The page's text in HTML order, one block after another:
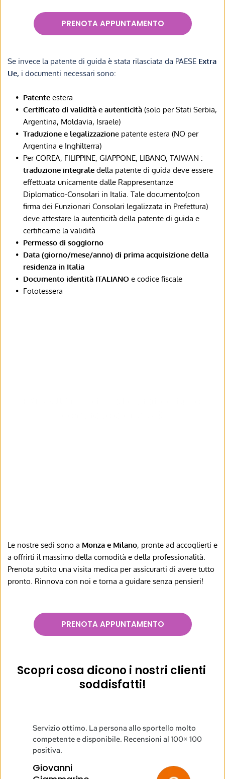
PRENOTA APPUNTAMENTO
Se invece la patente di guida è stata rilasciata da PAESE Extra
Ue, i documenti necessari sono:
Patente estera
Certificato di validità e autenticità (solo per Stati Serbia,
Argentina, Moldavia, Israele)
Traduzione e legalizzazione patente estera (NO per
Argentina e Inghilterra)
traduzione integrale della patente di guida deve essere
effettuata unicamente dalle Rappresentanze
Diplomatico-Consolari in Italia. Tale documento(con
firma dei Funzionari Consolari legalizzata in Prefettura)
deve attestare la autenticità della patente di guida e
certificarne la validità
Permesso di soggiorno
Data (giorno/mese/anno) di prima acquisizione della
residenza in Italia
Documento identità ITALIANO e codice fiscale
Fototessera
Le nostre sedi sono a Monza e Milano, pronte ad accoglierti e
a offrirti il massimo della comodità e della professionalità.
Prenota subito una visita medica per assicurarti di avere tutto
pronto. Rinnova con noi e torna a guidare senza pensieri!
PRENOTA APPUNTAMENTO
Scopri cosa dicono i nostri clienti
soddisfatti!
sportello molto
al 100× 100
Agenzia molto professionale e cortese.
molto gentile e cordiale. Ci ritornerò.